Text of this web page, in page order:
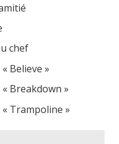
chef
Believe »
Breakdown »
« Trampoline »